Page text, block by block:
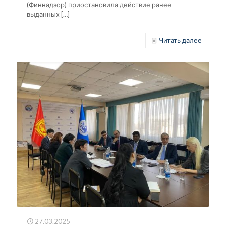
(Финнадзор) приостановила действие ранее
выданных […]
Читать далее
27.03.2025